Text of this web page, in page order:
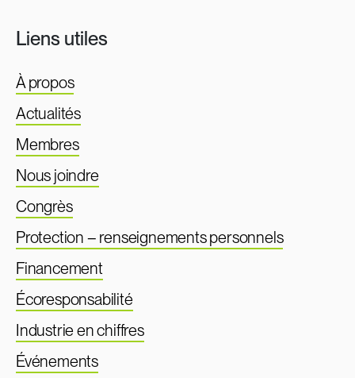
Liens utiles
À propos
Actualités
Membres
Nous joindre
Congrès
Protection – renseignements personnels
Financement
Écoresponsabilité
Industrie en chiffres
Événements